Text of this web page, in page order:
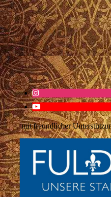
mit freundlicher